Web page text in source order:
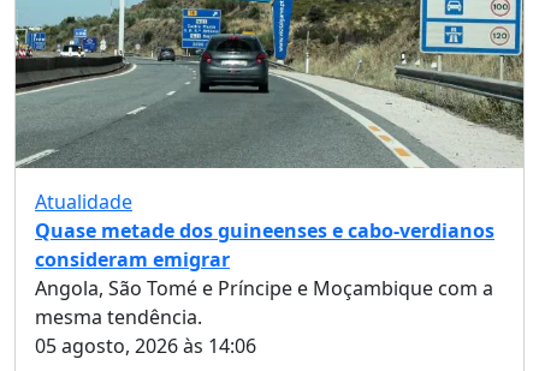
Atualidade
Quase metade dos guineenses e cabo-verdianos
consideram emigrar
Angola, São Tomé e Príncipe e Moçambique com a
mesma tendência.
05 agosto, 2026 às 14:06